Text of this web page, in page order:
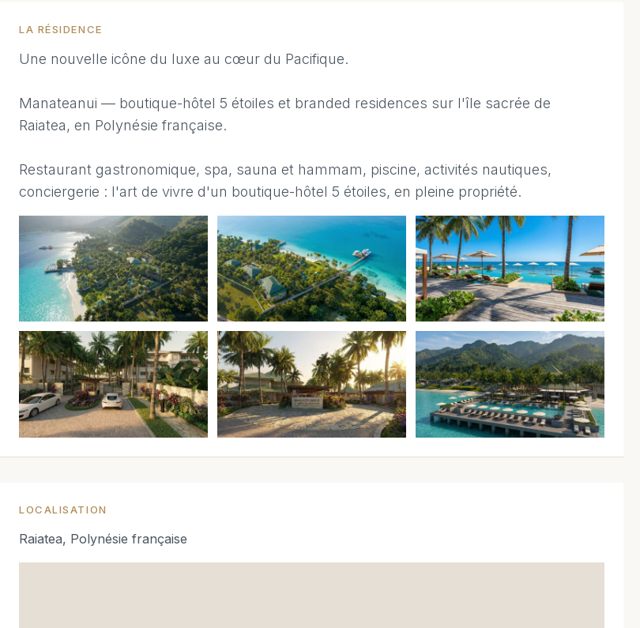
LA RÉSIDENCE
Une nouvelle icône du luxe au cœur du Pacifique.
Manateanui — boutique-hôtel 5 étoiles et branded residences sur l'île sacrée de
Raiatea, en Polynésie française.
Restaurant gastronomique, spa, sauna et hammam, piscine, activités nautiques,
conciergerie : l'art de vivre d'un boutique-hôtel 5 étoiles, en pleine propriété.
LOCALISATION
Raiatea, Polynésie française